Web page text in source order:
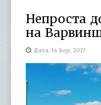
Непроста
на
Дата: 16 Бер, 2017